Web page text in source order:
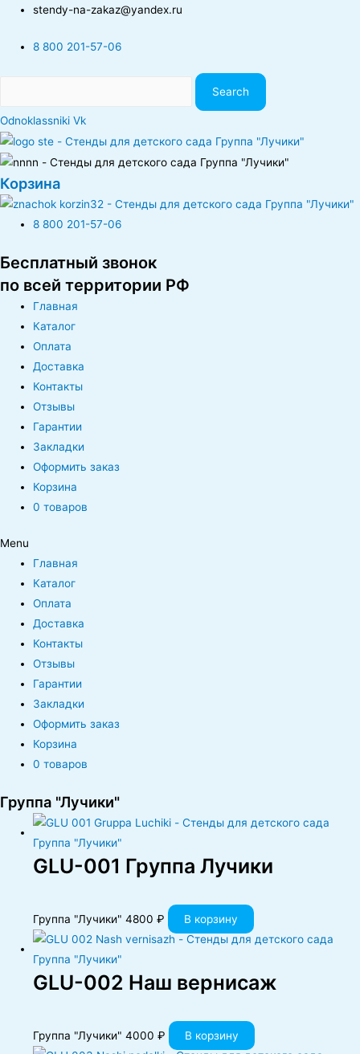
stendy-na-zakaz@yandex.ru
8 800 201-57-06
Search
Odnoklassniki Vk
Корзина
8 800 201-57-06
Бесплатный звонок
по всей территории РФ
Главная
Каталог
Оплата
Доставка
Контакты
Отзывы
Гарантии
Закладки
Оформить заказ
Корзина
0 товаров
Menu
Главная
Каталог
Оплата
Доставка
Контакты
Отзывы
Гарантии
Закладки
Оформить заказ
Корзина
0 товаров
Группа "Лучики"
GLU-001 Группа Лучики
Группа "Лучики"4800₽ В корзину
GLU-002 Наш вернисаж
Группа "Лучики"4000₽ В корзину